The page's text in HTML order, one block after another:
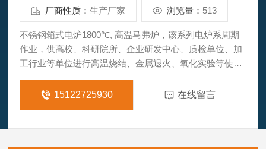
厂商性质：生产厂家 浏览量： 513
不锈钢箱式电炉1800℃, 高温马弗炉，该系列电炉系周期
作业，供高校、科研院所、企业研发中心、质检单位、加
工行业等单位进行高温烧结、金属退火、氧化实验等使
用。主要用于陶瓷材料、复合材料、金属材料、纳米材
料、功能材料、热电材料、晶体材料等的烧结和氧化实
15122725930 在线留言